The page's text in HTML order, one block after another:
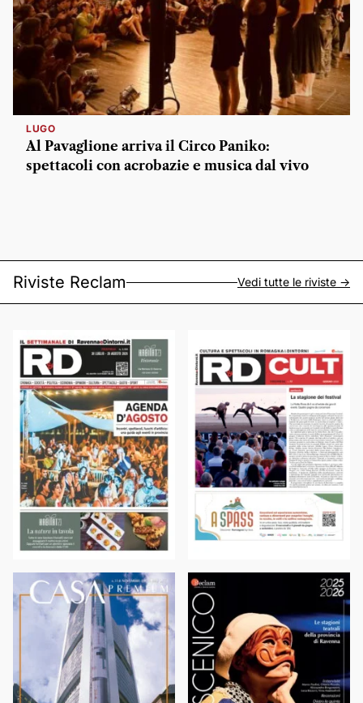
LUGO
Al Pavaglione arriva il Circo Paniko:
spettacoli con acrobazie e musica dal vivo
Riviste Reclam Vedi tutte le riviste ->